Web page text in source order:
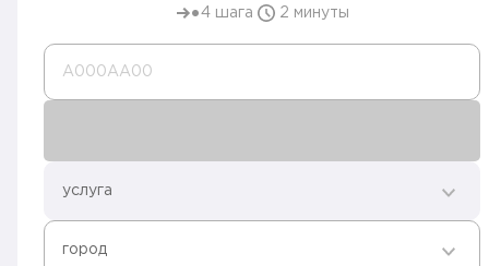
4 шага 2 минуты
А000AA00
услуга
город